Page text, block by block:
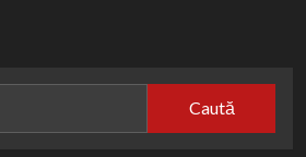
Caută